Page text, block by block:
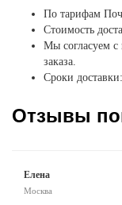
По тарифам
Стоимость
Мы согласуем с
заказа.
Сроки
Отзывы
Елена
Москва